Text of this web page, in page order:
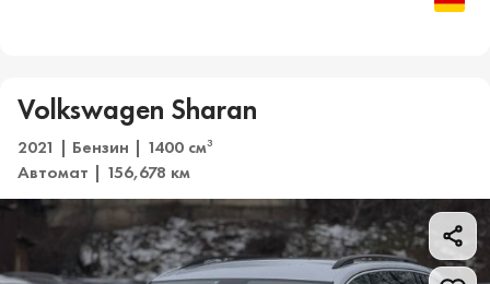
Volkswagen Sharan
2021 | Бензин | 1400 см3
Автомат | 156,678 км